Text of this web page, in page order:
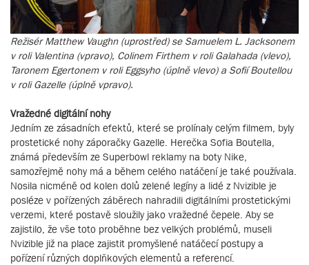
Režisér Matthew Vaughn (uprostřed) se Samuelem L. Jacksonem
v roli Valentina (vpravo), Colinem Firthem v roli Galahada (vlevo),
Taronem Egertonem v roli Eggsyho (úplně vlevo) a Sofií Boutellou
v roli Gazelle (úplně vpravo).
Vražedné digitální nohy
Jedním ze zásadních efektů, které se prolínaly celým filmem, byly
prostetické nohy záporačky Gazelle. Herečka Sofia Boutella,
známá především ze Superbowl reklamy na boty Nike,
samozřejmě nohy má a během celého natáčení je také používala.
Nosila nicméně od kolen dolů zelené legíny a lidé z Nvizible je
posléze v pořízených záběrech nahradili digitálními prostetickými
verzemi, které postavě sloužily jako vražedné čepele. Aby se
zajistilo, že vše toto proběhne bez velkých problémů, museli
Nvizible již na place zajistit promyšlené natáčecí postupy a
pořízení různých doplňkových elementů a referencí.